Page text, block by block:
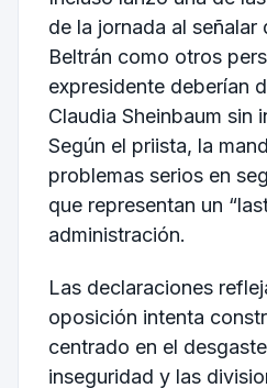
de la jornada al
Beltrán como otros
expresidente deberían
Claudia Sheinbaum sin
Según el priista, la
problemas serios en
que representan un
administración.
Las declaraciones
oposición intenta
centrado en el
inseguridad y las